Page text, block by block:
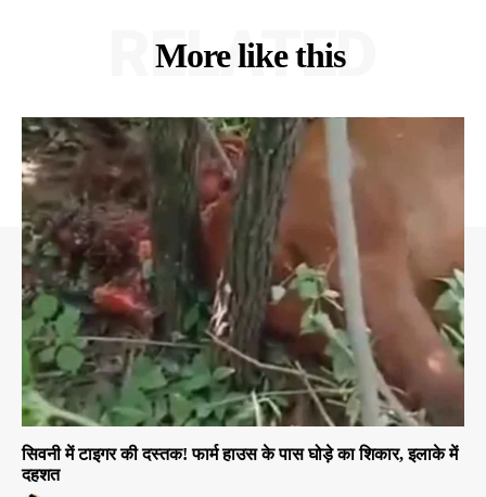
More like this
RELATED
सिवनी में टाइगर की दस्तक! फार्म हाउस के पास घोड़े का शिकार, इलाके में
दहशत